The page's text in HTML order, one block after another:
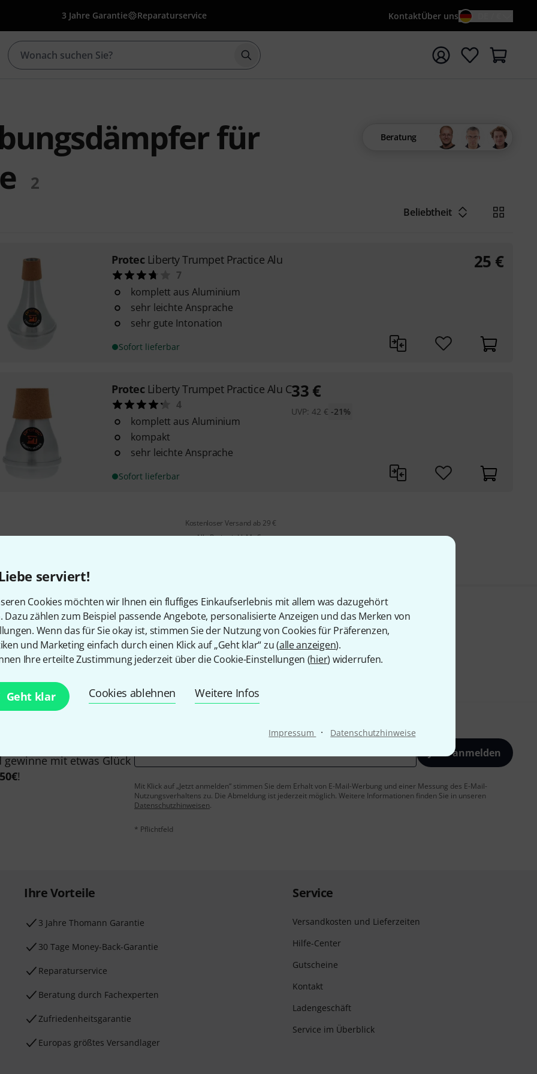
serviert!
Cookies möchten wir Ihnen ein fluffiges Einkaufserlebnis mit allem was dazugehört
Dazu zählen zum Beispiel passende Angebote, personalisierte Anzeigen und das Merken von
Wenn das für Sie okay ist, stimmen Sie der Nutzung von Cookies für Präferenzen,
und Marketing einfach durch einen Klick auf „Geht klar“ zu (alle anzeigen).
Ihre erteilte Zustimmung jederzeit über die Cookie-Einstellungen (hier) widerrufen.
Geht klar Cookies ablehnen Weitere Infos
Impressum · Datenschutzhinweise
3 Jahre Garantie Reparaturservice KontaktÜber uns
Suche mit Suchwort {searchTerm} starten
für
2
Beratung
Beliebtheit
Protec Liberty Trumpet Practice Alu
7
komplett aus Aluminium
sehr leichte Ansprache
sehr gute Intonation
Sofort lieferbar
25 €
Protec Liberty Trumpet Practice Alu C
4
komplett aus Aluminium
kompakt
sehr leichte Ansprache
Sofort lieferbar
33 €
UVP:42 € -21%
Kostenloser Versand ab 29 €
Alle Preise inkl. MwSt.
Gefällt Ihnen, was Sie sehen?
Teilen Hilfe & Feedback
mit etwas Glück
50€!
Jetzt anmelden
Mit Klick auf „Jetzt anmelden“ stimmen Sie dem Erhalt von E-Mail-Werbung und einer Messung des E-Mail-
Nutzungsverhaltens zu. Die Abmeldung ist jederzeit möglich. Weitere Informationen finden Sie in unseren
Datenschutzhinweisen.
* Pflichtfeld
Ihre Vorteile
3 Jahre Thomann Garantie
30 Tage Money-Back-Garantie
Reparaturservice
Beratung durch Fachexperten
Zufriedenheitsgarantie
Europas größtes Versandlager
Service
Versandkosten und Lieferzeiten
Hilfe-Center
Gutscheine
Kontakt
Ladengeschäft
Service im Überblick